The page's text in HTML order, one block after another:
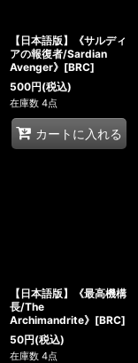
【日本語版】《サルディ
アの報復者/Sardian
Avenger》[BRC]
500円(税込)
在庫数 4点
カートに入れる
【日本語版】《最高機構
長/The
Archimandrite》[BRC]
50円(税込)
在庫数 4点